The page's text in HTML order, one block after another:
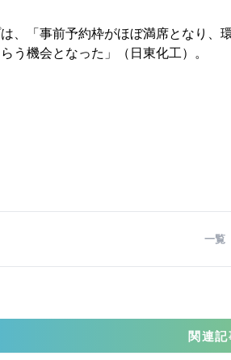
、「事前予約枠がほぼ満席となり、
う機会となった」（日東化工）。
一覧
関連記